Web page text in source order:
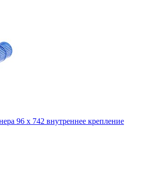
96 x 742 внутреннее крепление